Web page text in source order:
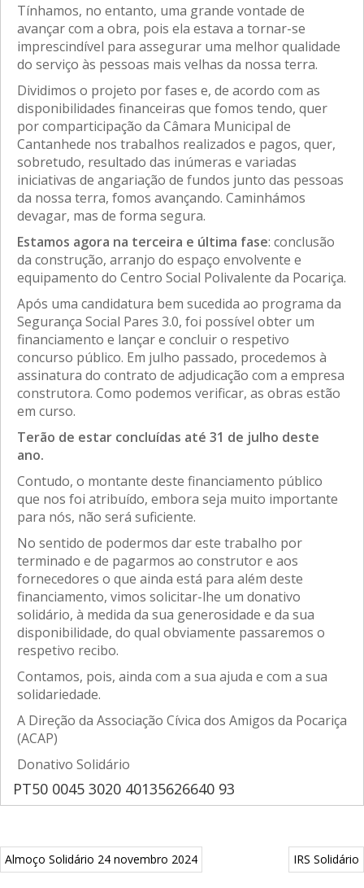
Tínhamos, no entanto, uma grande vontade de
avançar com a obra, pois ela estava a tornar-se
imprescindível para assegurar uma melhor qualidade
do serviço às pessoas mais velhas da nossa terra.
Dividimos o projeto por fases e, de acordo com as
disponibilidades financeiras que fomos tendo, quer
por comparticipação da Câmara Municipal de
Cantanhede nos trabalhos realizados e pagos, quer,
sobretudo, resultado das inúmeras e variadas
iniciativas de angariação de fundos junto das pessoas
da nossa terra, fomos avançando. Caminhámos
devagar, mas de forma segura.
Estamos agora na terceira e última fase: conclusão
da construção, arranjo do espaço envolvente e
equipamento do Centro Social Polivalente da Pocariça.
Após uma candidatura bem sucedida ao programa da
Segurança Social Pares 3.0, foi possível obter um
financiamento e lançar e concluir o respetivo
concurso público. Em julho passado, procedemos à
assinatura do contrato de adjudicação com a empresa
construtora. Como podemos verificar, as obras estão
em curso.
Terão de estar concluídas até 31 de julho deste
ano.
Contudo, o montante deste financiamento público
que nos foi atribuído, embora seja muito importante
para nós, não será suficiente.
No sentido de podermos dar este trabalho por
terminado e de pagarmos ao construtor e aos
fornecedores o que ainda está para além deste
financiamento, vimos solicitar-lhe um donativo
solidário, à medida da sua generosidade e da sua
disponibilidade, do qual obviamente passaremos o
respetivo recibo.
Contamos, pois, ainda com a sua ajuda e com a sua
solidariedade.
A Direção da Associação Cívica dos Amigos da Pocariça
(ACAP)
Donativo Solidário
PT50 0045 3020 40135626640 93
Almoço Solidário 24 novembro 2024 IRS Solidário